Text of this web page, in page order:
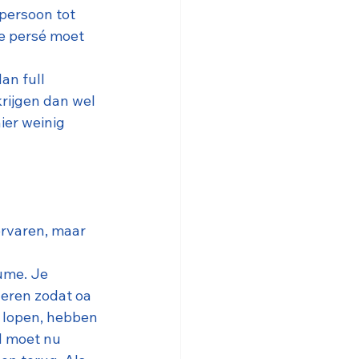
tot
persé moet
full
dan wel
weinig
maar
Je
zodat oa
hebben
moet nu